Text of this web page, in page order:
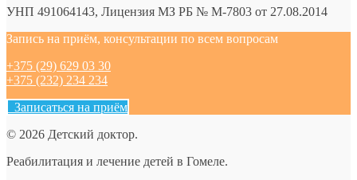
УНП 491064143, Лицензия МЗ РБ № М-7803 от 27.08.2014
Запись на приём, консультации по всем вопросам
+375 (29) 629 03 30
+375 (232) 234 234
Записаться на приём
© 2026 Детский доктор.
Реабилитация и лечение детей в Гомеле.